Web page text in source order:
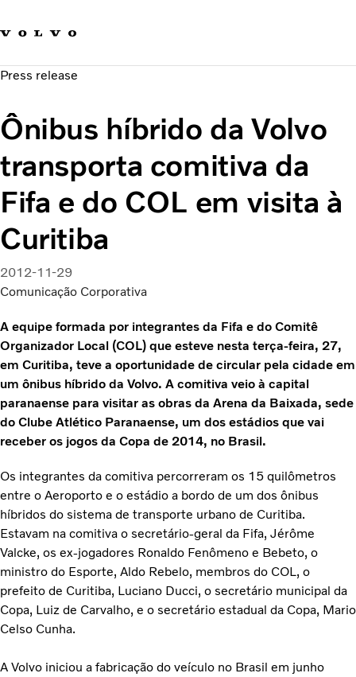
Carreira
Sustentabilidade e Segurança
Press release
Ônibus híbrido da Volvo
transporta comitiva da
Fifa e do COL em visita à
Curitiba
2012-11-29
Comunicação Corporativa
A equipe formada por integrantes da Fifa e do Comitê
Organizador Local (COL) que esteve nesta terça-feira, 27,
em Curitiba, teve a oportunidade de circular pela cidade em
um ônibus híbrido da Volvo. A comitiva veio à capital
paranaense para visitar as obras da Arena da Baixada, sede
do Clube Atlético Paranaense, um dos estádios que vai
receber os jogos da Copa de 2014, no Brasil.
Os integrantes da comitiva percorreram os 15 quilômetros
entre o Aeroporto e o estádio a bordo de um dos ônibus
híbridos do sistema de transporte urbano de Curitiba.
Estavam na comitiva o secretário-geral da Fifa, Jérôme
Valcke, os ex-jogadores Ronaldo Fenômeno e Bebeto, o
ministro do Esporte, Aldo Rebelo, membros do COL, o
prefeito de Curitiba, Luciano Ducci, o secretário municipal da
Copa, Luiz de Carvalho, e o secretário estadual da Copa, Mario
Celso Cunha.
A Volvo iniciou a fabricação do veículo no Brasil em junho